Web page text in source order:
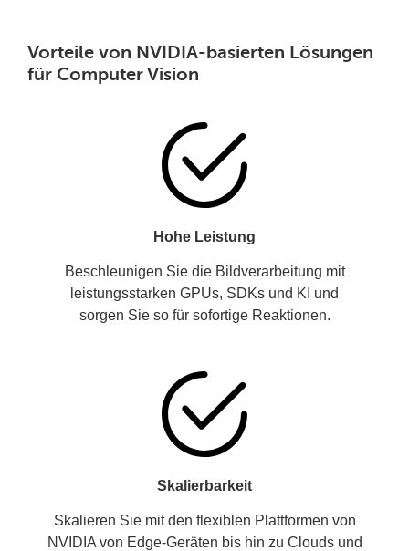
Vorteile von NVIDIA-basierten Lösungen
für Computer Vision
Hohe Leistung
Beschleunigen Sie die Bildverarbeitung mit
leistungsstarken GPUs, SDKs und KI und
sorgen Sie so für sofortige Reaktionen.
Skalierbarkeit
Skalieren Sie mit den flexiblen Plattformen von
NVIDIA von Edge-Geräten bis hin zu Clouds und